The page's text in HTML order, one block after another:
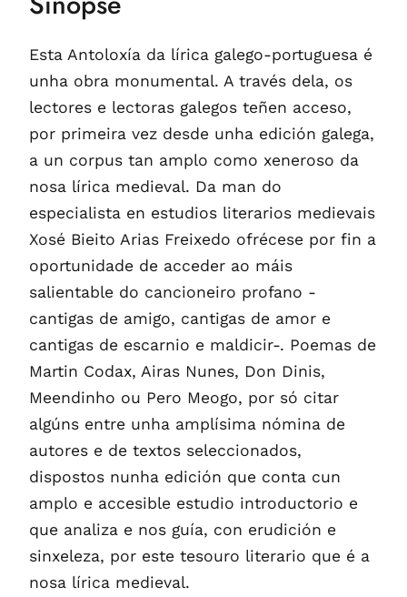
Esta Antoloxía da lírica galego-portuguesa é
unha obra monumental. A través dela, os
lectores e lectoras galegos teñen acceso,
por primeira vez desde unha edición galega,
a un corpus tan amplo como xeneroso da
nosa lírica medieval. Da man do
especialista en estudios literarios medievais
Xosé Bieito Arias Freixedo ofrécese por fin a
oportunidade de acceder ao máis
salientable do cancioneiro profano -
cantigas de amigo, cantigas de amor e
cantigas de escarnio e maldicir-. Poemas de
Martin Codax, Airas Nunes, Don Dinis,
Meendinho ou Pero Meogo, por só citar
algúns entre unha amplísima nómina de
autores e de textos seleccionados,
dispostos nunha edición que conta cun
amplo e accesible estudio introductorio e
que analiza e nos guía, con erudición e
sinxeleza, por este tesouro literario que é a
nosa lírica medieval.